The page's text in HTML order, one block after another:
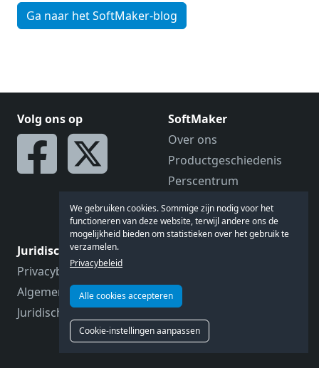
Ga naar het SoftMaker-blog
We gebruiken cookies. Sommige zijn nodig voor het
functioneren van deze website, terwijl andere ons de
mogelijkheid bieden om statistieken over het gebruik te
verzamelen.
Privacybeleid
Alle cookies accepteren
Cookie-instellingen aanpassen
Volg ons op
SoftMaker
Over ons
Productgeschiedenis
Perscentrum
Vacatures
Wordt wederverkoper
Juridisch
Privacybeleid
Algemene voorwaarden
Juridische gegevens
Forum
Contact
Klantondersteuning